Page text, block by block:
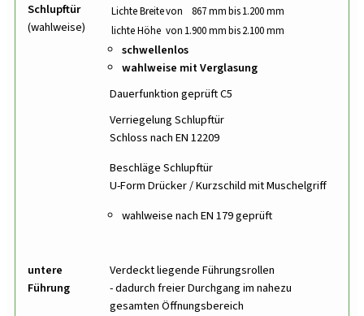
Schlupftür
(wahlweise)
Lichte Breitevon 867 mmbis1.200 mm
lichte Höhe von 1.900 mmbis2.100 mm
schwellenlos
wahlweise mit Verglasung
Dauerfunktion geprüft C5
Verriegelung Schlupftür
Schloss nach EN 12209
Beschläge Schlupftür
U-Form Drücker / Kurzschild mit Muschelgriff
wahlweise nach EN 179 geprüft
untere
Führung
Verdeckt liegende Führungsrollen
- dadurch freier Durchgang im nahezu
gesamten Öffnungsbereich